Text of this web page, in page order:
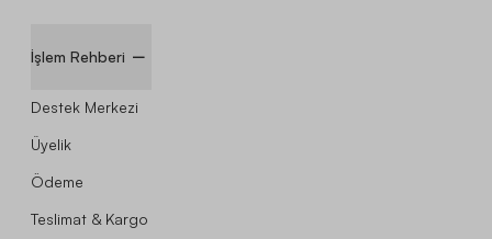
İşlem Rehberi
Destek Merkezi
Üyelik
Ödeme
Teslimat & Kargo